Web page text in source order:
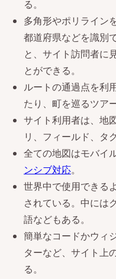
る。
多角形やポリライン
都道府県などを識別
と、サイト訪問者に
とができる。
ルートの通過点を利
たり、町を巡るツア
サイト利用者は、地
リ、フィールド、タ
全ての地図はモバイ
ンシブ対応。
世界中で使用できる
されている。中には
語などもある。
簡単なコードかウィ
ターなど、サイト上
る。